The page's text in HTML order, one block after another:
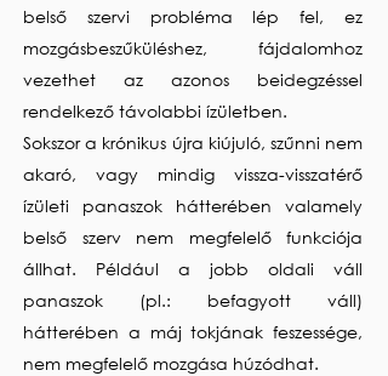
belső szervi probléma lép fel, ez
mozgásbeszűküléshez, fájdalomhoz
vezethet az azonos beidegzéssel
rendelkező távolabbi ízületben.
Sokszor a krónikus újra kiújuló, szűnni nem
akaró, vagy mindig vissza-visszatérő
ízületi panaszok hátterében valamely
belső szerv nem megfelelő funkciója
állhat. Például a jobb oldali váll
panaszok (pl.: befagyott váll)
hátterében a máj tokjának feszessége,
nem megfelelő mozgása húzódhat.